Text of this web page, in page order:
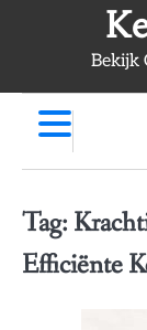
Bekijk
Tag:
Efficiënte